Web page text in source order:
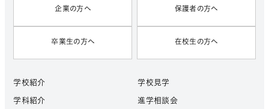
企業の方へ 保護者の方へ
卒業生の方へ 在校生の方へ
学校紹介
学科紹介
学校見学
進学相談会